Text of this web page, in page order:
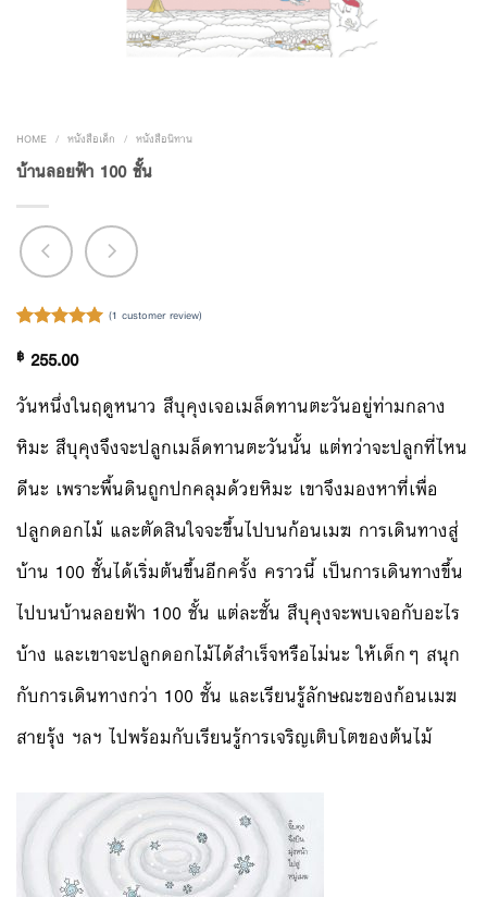
HOME / หนังสือเด็ก / หนังสือนิทาน
บ้านลอยฟ้า 100 ชั้น
out of 5
customer
rating
(1 customer review)
฿ 255.00
วันหนึ่งในฤดูหนาว สึบุคุงเจอเมล็ดทานตะวันอยู่ท่ามกลาง
หิมะ สึบุคุงจึงจะปลูกเมล็ดทานตะวันนั้น แต่ทว่าจะปลูกที่ไหน
ดีนะ เพราะพื้นดินถูกปกคลุมด้วยหิมะ เขาจึงมองหาที่เพื่อ
ปลูกดอกไม้ และตัดสินใจจะขึ้นไปบนก้อนเมฆ การเดินทางสู่
บ้าน 100 ชั้นได้เริ่มต้นขึ้นอีกครั้ง คราวนี้ เป็นการเดินทางขึ้น
ไปบนบ้านลอยฟ้า 100 ชั้น แต่ละชั้น สึบุคุงจะพบเจอกับอะไร
บ้าง และเขาจะปลูกดอกไม้ได้สำเร็จหรือไม่นะ ให้เด็กๆ สนุก
กับการเดินทางกว่า 100 ชั้น และเรียนรู้ลักษณะของก้อนเมฆ
สายรุ้ง ฯลฯ ไปพร้อมกับเรียนรู้การเจริญเติบโตของต้นไม้